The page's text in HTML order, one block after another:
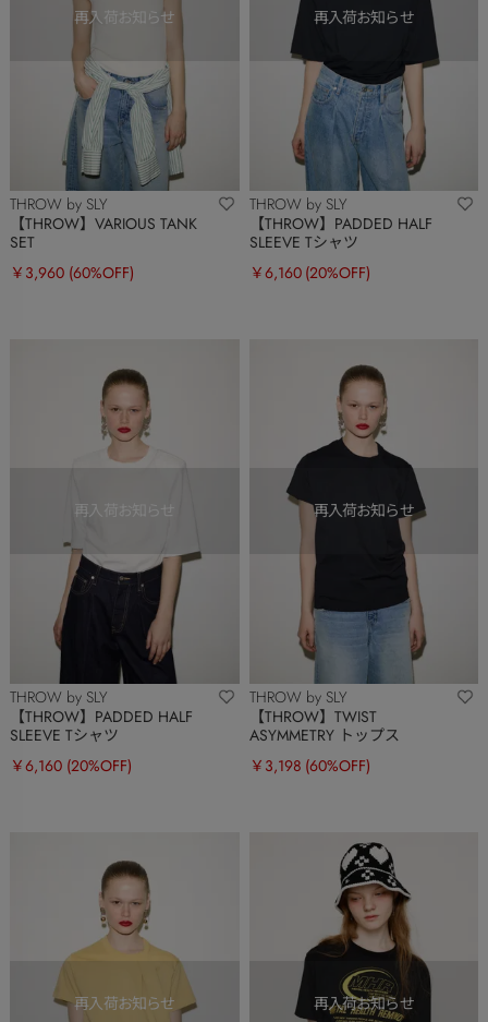
THROW by SLY
【THROW】VARIOUS TANK
SET
￥3,960 (60%OFF)
THROW by SLY
【THROW】PADDED HALF
SLEEVE Tシャツ
￥6,160 (20%OFF)
THROW by SLY
【THROW】PADDED HALF
SLEEVE Tシャツ
￥6,160 (20%OFF)
THROW by SLY
【THROW】TWIST
ASYMMETRY トップス
￥3,198 (60%OFF)